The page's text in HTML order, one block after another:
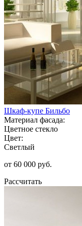
Шкаф-купе Бильбо
Материал фасада:
Цветное стекло
Цвет:
Светлый
от 60 000 руб.
Рассчитать